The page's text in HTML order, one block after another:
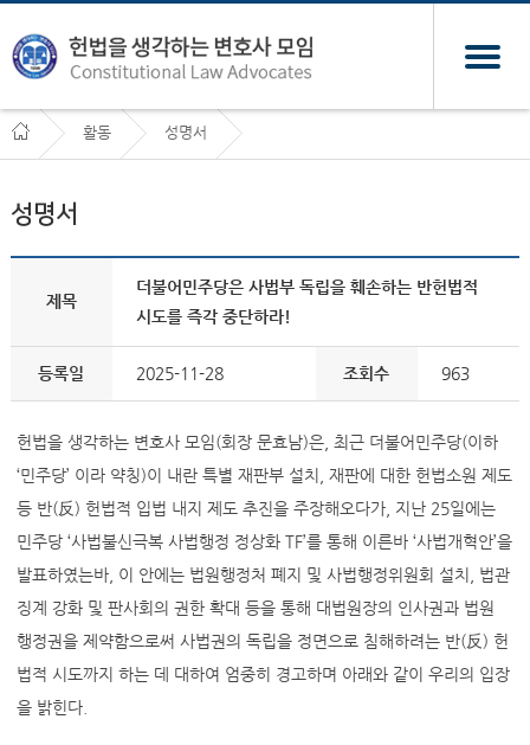
활동 성명서
성명서
제목
더불어민주당은 사법부 독립을 훼손하는 반헌법적
시도를 즉각 중단하라!
등록일 2025-11-28 조회수 963
헌법을 생각하는 변호사 모임(회장 문효남)은, 최근 더불어민주당(이하
‘민주당’ 이라 약칭)이 내란 특별 재판부 설치, 재판에 대한 헌법소원 제도
등 반(反) 헌법적 입법 내지 제도 추진을 주장해오다가, 지난 25일에는
민주당 ‘사법불신극복 사법행정 정상화 TF’를 통해 이른바 ‘사법개혁안’을
발표하였는바, 이 안에는 법원행정처 폐지 및 사법행정위원회 설치, 법관
징계 강화 및 판사회의 권한 확대 등을 통해 대법원장의 인사권과 법원
행정권을 제약함으로써 사법권의 독립을 정면으로 침해하려는 반(反) 헌
법적 시도까지 하는 데 대하여 엄중히 경고하며 아래와 같이 우리의 입장
을 밝힌다.